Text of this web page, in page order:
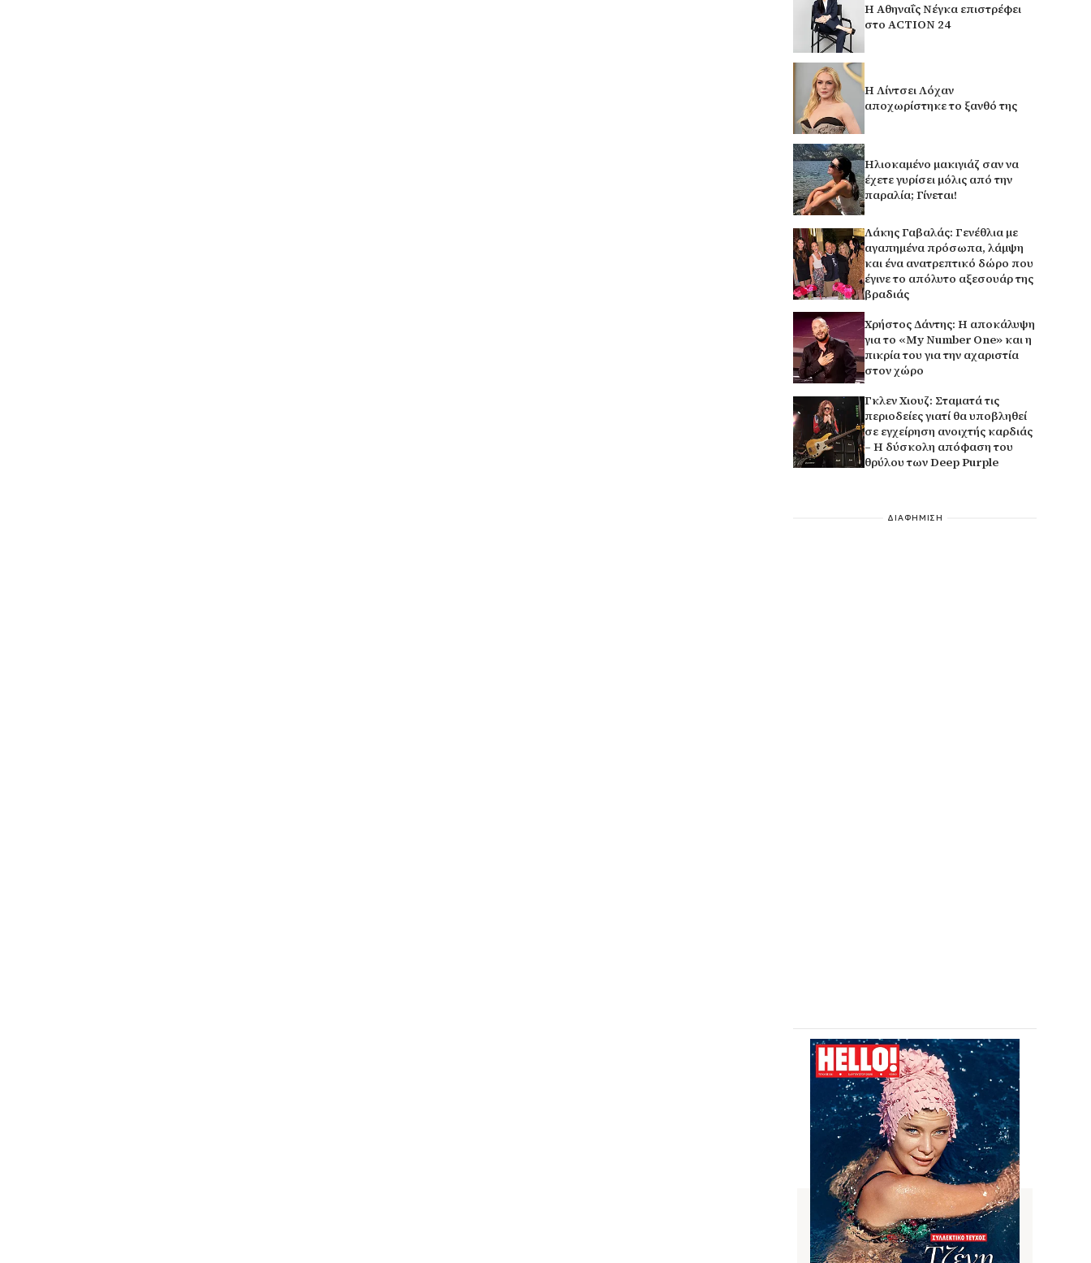
Η Αθηναΐς Νέγκα επιστρέφει
στο ACTION 24
Η Λίντσει Λόχαν
αποχωρίστηκε το ξανθό της
Ηλιοκαμένο μακιγιάζ σαν να
έχετε γυρίσει μόλις από την
παραλία; Γίνεται!
Λάκης Γαβαλάς: Γενέθλια με
αγαπημένα πρόσωπα, λάμψη
και ένα ανατρεπτικό δώρο που
έγινε το απόλυτο αξεσουάρ της
βραδιάς
Χρήστος Δάντης: Η αποκάλυψη
για το «My Number One» και η
πικρία του για την αχαριστία
στον χώρο
Γκλεν Χιουζ: Σταματά τις
περιοδείες γιατί θα υποβληθεί
σε εγχείρηση ανοιχτής καρδιάς
– Η δύσκολη απόφαση του
θρύλου των Deep Purple
ΔΙΑΦΗΜΙΣΗ